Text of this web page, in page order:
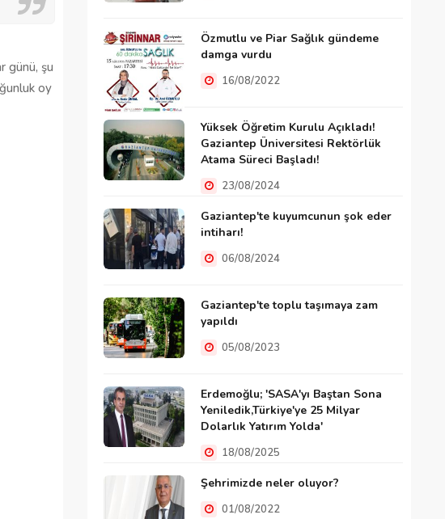
günü, şu
oy
Özmutlu ve Piar Sağlık gündeme
damga vurdu
16/08/2022
Yüksek Öğretim Kurulu Açıkladı!
Gaziantep Üniversitesi Rektörlük
Atama Süreci Başladı!
23/08/2024
Gaziantep'te kuyumcunun şok eder
intiharı!
06/08/2024
Gaziantep'te toplu taşımaya zam
yapıldı
05/08/2023
Erdemoğlu; 'SASA'yı Baştan Sona
Yeniledik,Türkiye'ye 25 Milyar
Dolarlık Yatırım Yolda'
18/08/2025
Şehrimizde neler oluyor?
01/08/2022